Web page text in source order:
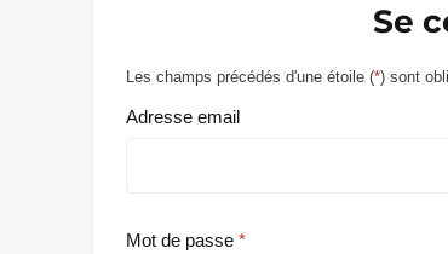
Se
Les champs précédés d'une étoile (*) sont
Adresse email
Mot de passe